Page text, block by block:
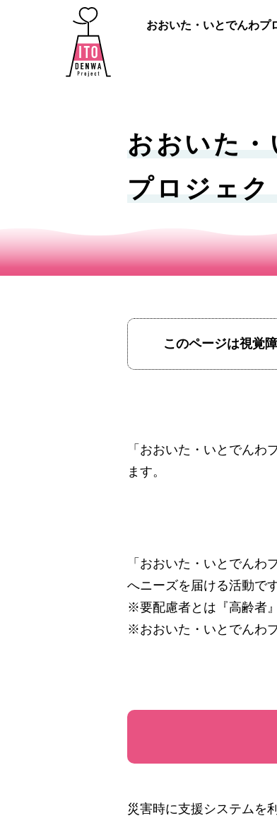
おおいた・いとでんわプ
おおいた
プロジェク
このページは視覚
「おおいた・いとでん
ます。
「おおいた・いとでん
へニーズを届ける活動です
※要配慮者とは『高齢者
※おおいた・いとでんわ
災害時に支援システムを